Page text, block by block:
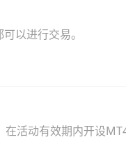
以进行交易。
活动有效期内开设